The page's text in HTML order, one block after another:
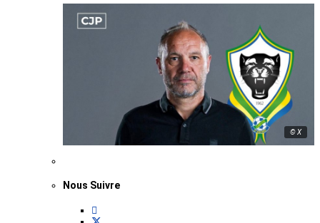
© X
Nous Suivre